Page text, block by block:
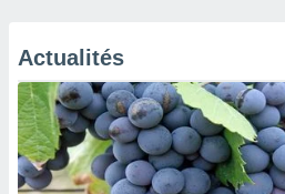
Actualités